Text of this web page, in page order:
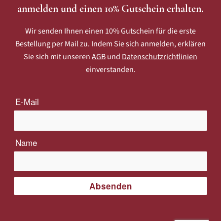
Bereicherung für jede Hausbar.
vergleichen möchte, findet in
Sortiment eine ganze Bandbreite:
Schlitzer Wachtfeuer als DLG-
prämierten Pomeranzenlikör mit
Kräutern und Honig.
anmelden und einen 10% Gutschein erhalten.
Wir senden Ihnen einen 10% Gutschein für die erste
Bestellung per Mail zu. Indem Sie sich anmelden, erklären
Sie sich mit unserenAGBund Datenschutzrichtlinien
einverstanden.